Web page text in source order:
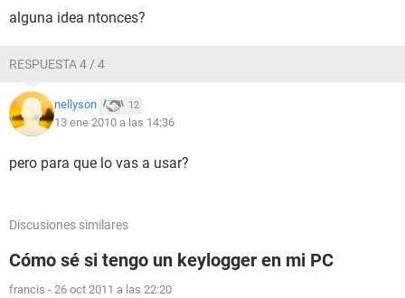
alguna idea ntonces?
RESPUESTA 4 / 4
nellyson 12
13 ene 2010 a las 14:36
pero para que lo vas a usar?
Discusiones similares
Cómo sé si tengo un keylogger en mi PC
francis - 26 oct 2011 a las 22:20